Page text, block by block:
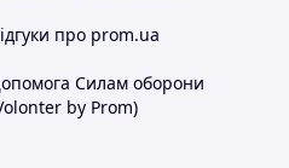
про prom.ua
Силам оборони
by Prom)